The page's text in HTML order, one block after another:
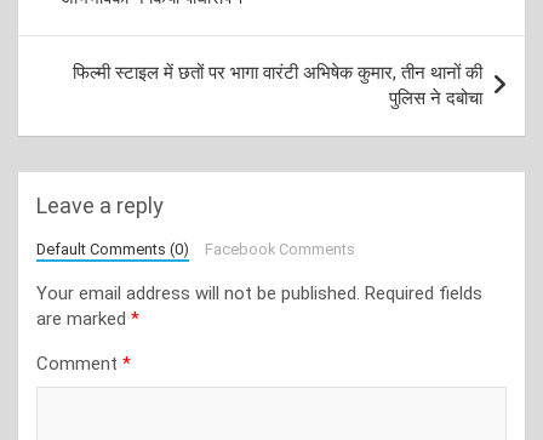
फिल्मी स्टाइल में छतों पर भागा वारंटी अभिषेक कुमार, तीन थानों की
पुलिस ने दबोचा
Leave a reply
Default Comments (0) Facebook Comments
Your email address will not be published. Required fields
are marked *
Comment *